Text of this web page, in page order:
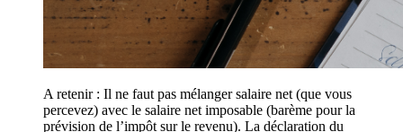
A retenir : Il ne faut pas mélanger salaire net (que vous
percevez) avec le salaire net imposable (barème pour la
prévision de l’impôt sur le revenu). La déclaration du